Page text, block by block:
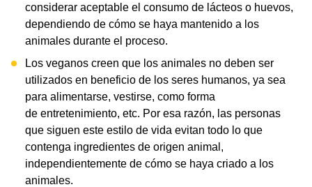
considerar aceptable el consumo de lácteos o huevos,
dependiendo de cómo se haya mantenido a los
animales durante el proceso.
Los veganos creen que los animales no deben ser
utilizados en beneficio de los seres humanos, ya sea
para alimentarse, vestirse, como forma
de entretenimiento, etc. Por esa razón, las personas
que siguen este estilo de vida evitan todo lo que
contenga ingredientes de origen animal,
independientemente de cómo se haya criado a los
animales.